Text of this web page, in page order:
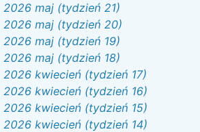
2026 maj (tydzień 21)
2026 maj (tydzień 20)
2026 maj (tydzień 19)
2026 maj (tydzień 18)
2026 kwiecień (tydzień 17)
2026 kwiecień (tydzień 16)
2026 kwiecień (tydzień 15)
2026 kwiecień (tydzień 14)